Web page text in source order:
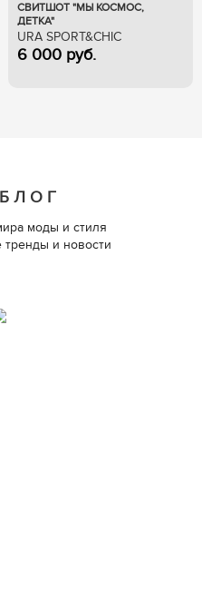
СВИТШОТ "МЫ КОСМОС,
ДЕТКА"
URA SPORT&CHIC
6 000 руб.
моды и стиля
и новости